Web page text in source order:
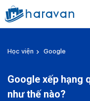
Học viện Google
Google xếp hạng
như thế nào?